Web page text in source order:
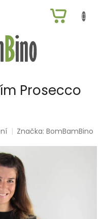
KOŠÍK
Prosecco
Značka:BomBamBino